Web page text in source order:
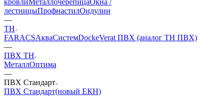
лестницыПрофнастилОндулин
—
ТН
FARACSАкваСистемDockeVerat ПВХ (аналог ТН ПВХ)
—
ПВХ ТН
МеталлОптима
—
ПВХ Стандарт
ПВХ Стандарт(новый ЕКН)